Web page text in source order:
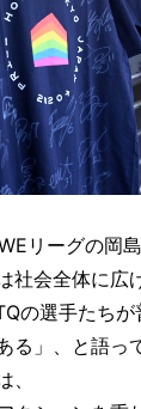
リーグの岡
社会全体に広
の選手たち
る」、と語っ